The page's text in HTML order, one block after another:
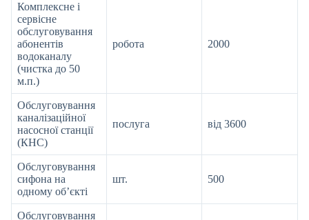
Комплексне і
сервісне
обслуговування
абонентів
водоканалу
(чистка до 50
м.п.)
робота 2000
Обслуговування
каналізаційної
насосної станції
(КНС)
послуга від 3600
Обслуговування
сифона на
одному об’єкті
шт. 500
Обслуговування